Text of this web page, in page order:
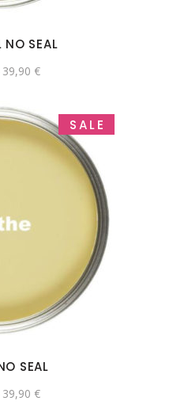
NO SEAL
39,90 €
SALE
SEAL
39,90 €